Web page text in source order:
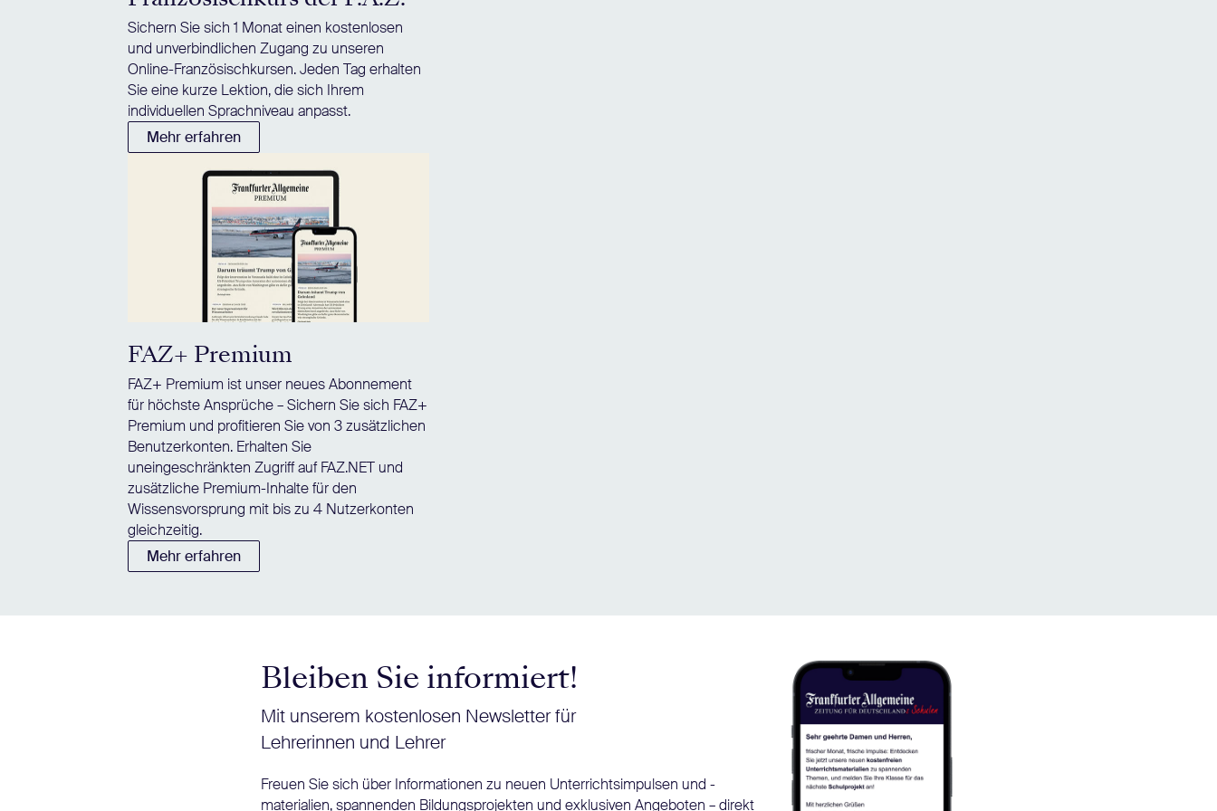
Sichern Sie sich 1 Monat einen kostenlosen
und unverbindlichen Zugang zu unseren
Online-Französischkursen. Jeden Tag erhalten
Sie eine kurze Lektion, die sich Ihrem
individuellen Sprachniveau anpasst.
Mehr erfahren
FAZ+ Premium
FAZ+ Premium ist unser neues Abonnement
für höchste Ansprüche – Sichern Sie sich FAZ+
Premium und profitieren Sie von 3 zusätzlichen
Benutzerkonten. Erhalten Sie
uneingeschränkten Zugriff auf FAZ.NET und
zusätzliche Premium-Inhalte für den
Wissensvorsprung mit bis zu 4 Nutzerkonten
gleichzeitig.
Mehr erfahren
Bleiben Sie informiert!
Mit unserem kostenlosen Newsletter für
Lehrerinnen und Lehrer
Freuen Sie sich über Informationen zu neuen Unterrichtsimpulsen und -
materialien, spannenden Bildungsprojekten und exklusiven Angeboten – direkt